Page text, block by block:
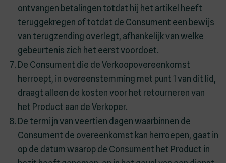
ontvangen betalingen totdat hij het artikel heeft
teruggekregen of totdat de Consument een bewijs
van terugzending overlegt, afhankelijk van welke
gebeurtenis zich het eerst voordoet.
De Consument die de Verkoopovereenkomst
herroept, in overeenstemming met punt 1 van dit lid,
draagt alleen de kosten voor het retourneren van
het Product aan de Verkoper.
De termijn van veertien dagen waarbinnen de
Consument de overeenkomst kan herroepen, gaat in
op de datum waarop de Consument het Product in